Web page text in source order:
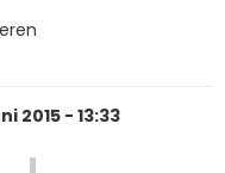
2015 - 13:33